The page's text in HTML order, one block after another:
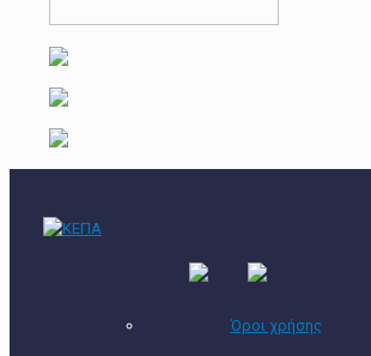
Όροι χρήσης